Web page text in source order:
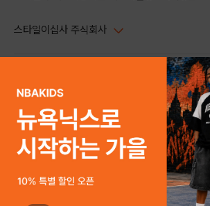
스타일이십사 주식회사
주소 : 서울시 강남구 논현로 633, 6층 (논현동, 한세엠케이빌딩)
사업자등록번호 : 116-81-32499
통신판매업신고번호 : 제 2024-서울강남-04239
호스팅 서비스 : 스타일이십사㈜
고객센터 1544-5336(평일 09:00~ 18:00 토/일/공휴일 휴무)
스타일24 고객센터 1544-5336
평일 09:00~ 18:00 (토/일/공휴일 휴무)
help Email : help@style24.com
COPYRIGHTⓒ2021 STYLE24 ALL RIGHTS RESERVED.